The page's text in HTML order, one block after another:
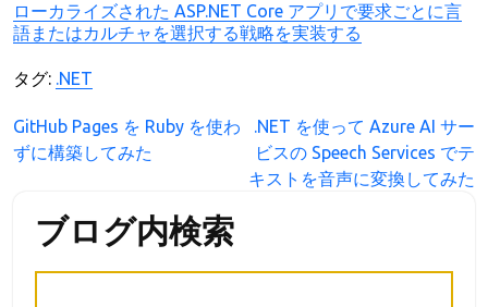
ローカライズされた ASP.NET Core アプリで要求ごとに言
語またはカルチャを選択する戦略を実装する
タグ: .NET
投
稿
ビ
GitHub Pages を Ruby を使わ
ずに構築してみた
.NET を使って Azure AI サー
ビスの Speech Services でテ
キストを音声に変換してみた
ブログ内検索